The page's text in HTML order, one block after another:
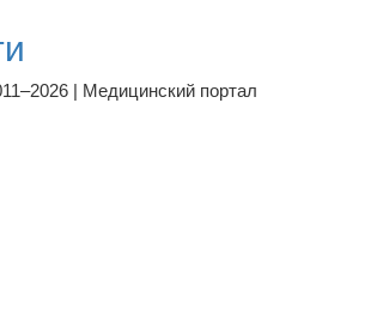
| Медицинский портал